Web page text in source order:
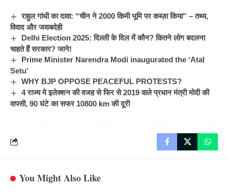
राहुल गांधी का दावा: “चीन ने 2000 किमी भूमि पर कब्ज़ा किया” – तथ्य,
विवाद और जवाबदेही
Delhi Election 2025: दिल्ली के दिल में कौन? कितने लोग बदलना
चाहते हैं सरकार? जाने!
Prime Minister Narendra Modi inaugurated the ‘Atal
Setu’
WHY BJP OPPOSE PEACEFUL PROTESTS?
4 राज्य मे इलेक्शन की वजह से फिर से 2019 वाले प्रधान मंत्री मोदी की
वापसी, 90 घंटे का सफर 10800 km की दूरी
You Might Also Like